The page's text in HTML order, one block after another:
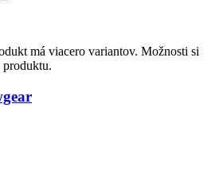
má viacero variantov. Možnosti si
produktu.